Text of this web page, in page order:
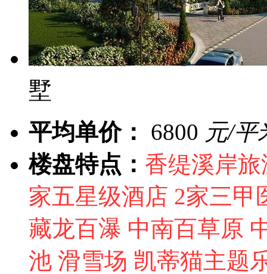
墅
平均单价：
6800 元/平
楼盘特点： 香缇溪岸
家五星级酒店 2家三甲
藏龙百瀑 中南百草原
池 滑雪场 凯蒂猫主题